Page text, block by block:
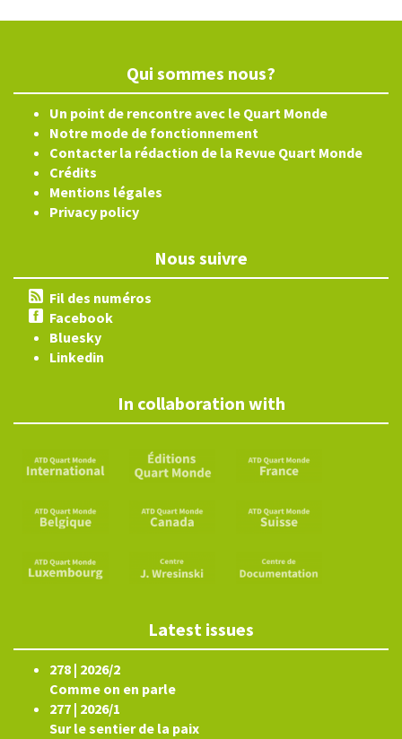
Qui sommes nous?
Un point de rencontre avec le Quart Monde
Notre mode de fonctionnement
Contacter la rédaction de la Revue Quart Monde
Crédits
Mentions légales
Privacy policy
Nous suivre
Fil des numéros
Facebook
Bluesky
Linkedin
In collaboration with
Latest issues
278 | 2026/2
Comme on en parle
277 | 2026/1
Sur le sentier de la paix